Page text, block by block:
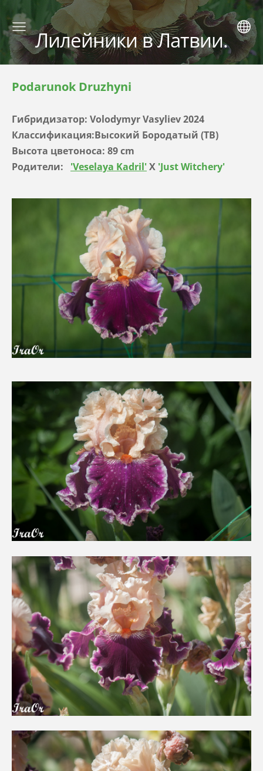
Лилейники в Латвии.
Podarunok Druzhyni
Гибридизатор: Volodymyr Vasyliev 2024
Классификация:Высокий Бородатый (TB)
Высота цветоноса: 89 cm
Родители: 'Veselaya Kadril'X 'Just Witchery'